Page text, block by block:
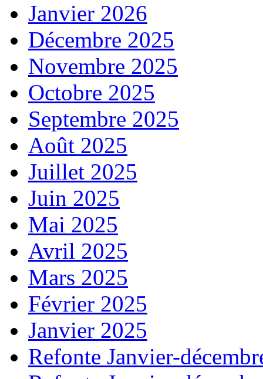
Janvier 2026
Décembre 2025
Novembre 2025
Octobre 2025
Septembre 2025
Août 2025
Juillet 2025
Juin 2025
Mai 2025
Avril 2025
Mars 2025
Février 2025
Janvier 2025
Refonte Janvier-